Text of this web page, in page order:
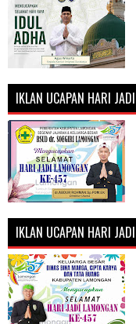
IKLAN UCAPAN HARI
IKLAN UCAPAN HARI